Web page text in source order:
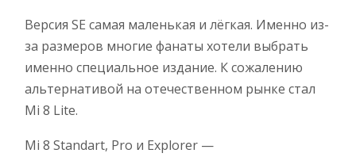
Версия SE самая маленькая и лёгкая. Именно из-
за размеров многие фанаты хотели выбрать
именно специальное издание. К сожалению
альтернативой на отечественном рынке стал
Mi 8 Lite.
Mi 8 Standart, Pro и Explorer —